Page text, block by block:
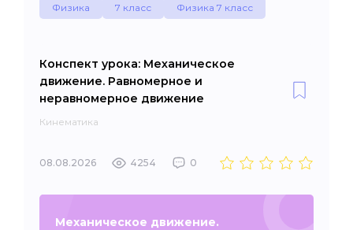
Физика 7 класс Физика 7 класс
Конспект урока: Механическое
движение. Равномерное и
неравномерное движение
Кинематика
08.08.2026 4254 0
Механическое движение.